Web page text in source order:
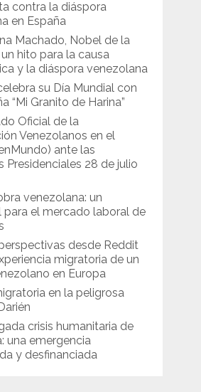
contra la diáspora
en España
Machado, Nobel de la
hito para la causa
y la diáspora venezolana
su Día Mundial con
“Mi Granito de Harina”
Oficial de la
Venezolanos en el
ante las
Presidenciales 28 de julio
venezolana: un
para el mercado laboral de
desde Reddit
migratoria de un
en Europa
en la peligrosa
crisis humanitaria de
una emergencia
y desfinanciada